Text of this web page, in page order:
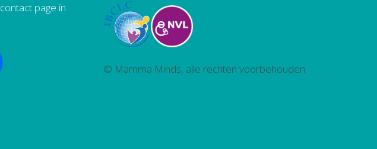
contact page in
© Mamma Minds, alle rechten voorbehouden